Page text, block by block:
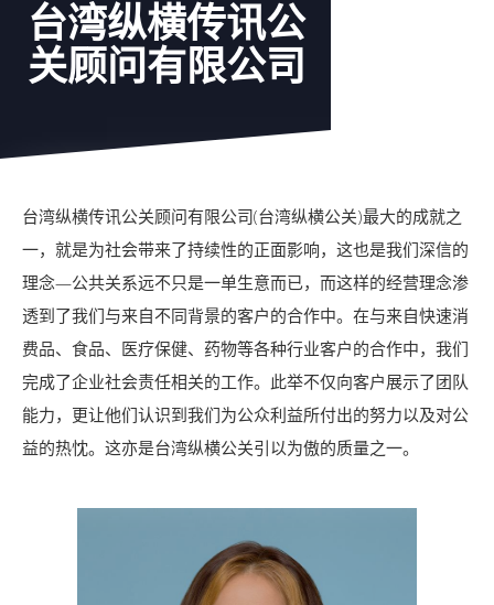
台湾纵横传讯公
关顾问有限公司
台湾纵横传讯公关顾问有限公司(台湾纵横公关)最大的成就之
一，就是为社会带来了持续性的正面影响，这也是我们深信的
理念—公共关系远不只是一单生意而已，而这样的经营理念渗
透到了我们与来自不同背景的客户的合作中。在与来自快速消
费品、食品、医疗保健、药物等各种行业客户的合作中，我们
完成了企业社会责任相关的工作。此举不仅向客户展示了团队
能力，更让他们认识到我们为公众利益所付出的努力以及对公
益的热忱。这亦是台湾纵横公关引以为傲的质量之一。